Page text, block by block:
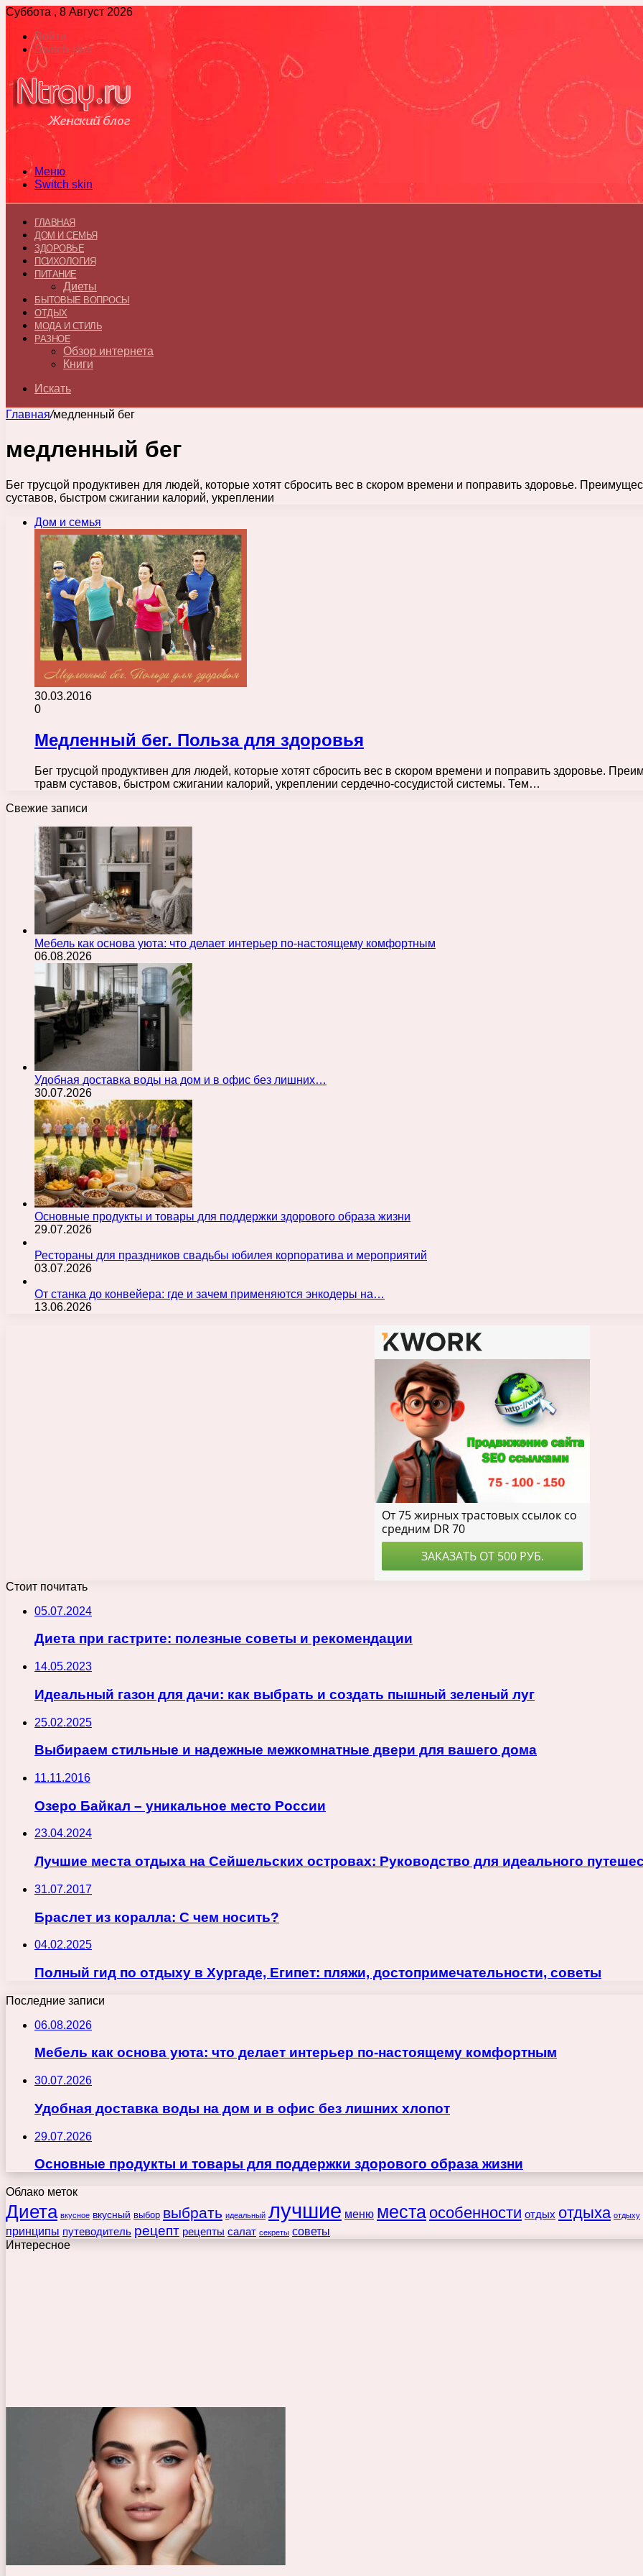
Суббота , 8 Август 2026
Войти
Switch skin
Меню
Switch skin
ГЛАВНАЯ
ДОМ И СЕМЬЯ
ЗДОРОВЬЕ
ПСИХОЛОГИЯ
ПИТАНИЕ
Диеты
БЫТОВЫЕ ВОПРОСЫ
ОТДЫХ
МОДА И СТИЛЬ
РАЗНОЕ
Обзор интернета
Книги
Искать
Главная/медленный бег
медленный бег
Бег трусцой продуктивен для людей, которые хотят сбросить вес в скором времени и поправить здоровье.
суставов, быстром сжигании калорий, укреплении
Дом и семья
30.03.2016
0
Медленный бег. Польза для здоровья
Бег трусцой продуктивен для людей, которые хотят сбросить вес в скором времени и поправить здоровье.
травм суставов, быстром сжигании калорий, укреплении сердечно-сосудистой системы. Тем…
Свежие записи
Мебель как основа уюта: что делает интерьер по-настоящему комфортным
06.08.2026
Удобная доставка воды на дом и в офис без лишних…
30.07.2026
Основные продукты и товары для поддержки здорового образа жизни
29.07.2026
Рестораны для праздников свадьбы юбилея корпоратива и мероприятий
03.07.2026
От станка до конвейера: где и зачем применяются энкодеры на…
13.06.2026
Стоит почитать
05.07.2024
Диета при гастрите: полезные советы и рекомендации
14.05.2023
Идеальный газон для дачи: как выбрать и создать пышный зеленый луг
25.02.2025
Выбираем стильные и надежные межкомнатные двери для вашего дома
11.11.2016
Озеро Байкал – уникальное место России
23.04.2024
Лучшие места отдыха на Сейшельских островах: Руководство для идеального
31.07.2017
Браслет из коралла: С чем носить?
04.02.2025
Полный гид по отдыху в Хургаде, Египет: пляжи, достопримечательности, советы
Последние записи
06.08.2026
Мебель как основа уюта: что делает интерьер по-настоящему комфортным
30.07.2026
Удобная доставка воды на дом и в офис без лишних хлопот
29.07.2026
Основные продукты и товары для поддержки здорового образа жизни
Облако меток
Диета вкусное вкусный выбор выбрать идеальный лучшие меню места особенности отдых отдыха отдыху
принципы путеводитель рецепт рецепты салат секреты советы
Интересное